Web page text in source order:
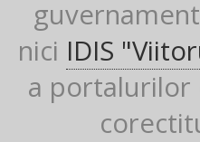
nici IDIS
a portalurilor